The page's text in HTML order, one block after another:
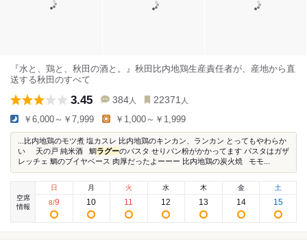
『水と、鶏と、秋田の酒と。』秋田比内地鶏生産責任者が、産地から直
送する秋田のすべて
3.45 384 人 22371 人
￥6,000～￥7,999 ￥1,000～￥1,999
...比内地鶏のモツ煮 塩カスレ 比内地鶏のキンカン、ランカン とってもやわらか
い 天の戸 純米酒 鯛ラグーのパスタ せりパン粉がかかってます パスタはガザ
レッチェ 鯛のブイヤベース 肉厚だったよーーー 比内地鶏の炭火焼 モモ...
空席
情報
日
8/9
月
10
火
11
水
12
木
13
金
14
土
15